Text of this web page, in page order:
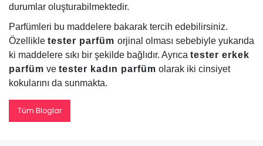
durumlar oluşturabilmektedir.
Parfümleri bu maddelere bakarak tercih edebilirsiniz.
Özellikle tester parfüm orjinal olması sebebiyle yukarıda
ki maddelere sıkı bir şekilde bağlıdır. Ayrıca tester erkek
parfüm ve tester kadın parfüm olarak iki cinsiyet
kokularını da sunmakta.
Tüm Bloglar